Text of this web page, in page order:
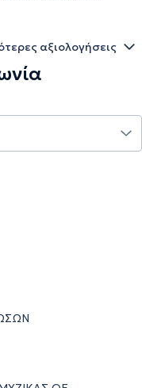
αξιολογήσεις